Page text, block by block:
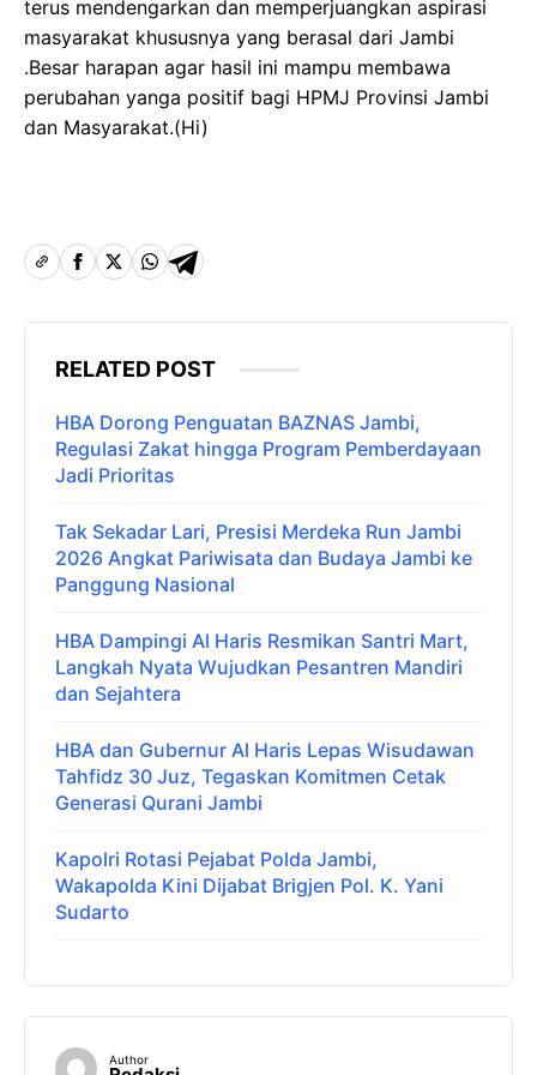
terus mendengarkan dan memperjuangkan aspirasi
masyarakat khususnya yang berasal dari Jambi
.Besar harapan agar hasil ini mampu membawa
perubahan yanga positif bagi HPMJ Provinsi Jambi
dan Masyarakat.(Hi)
RELATED POST
HBA Dorong Penguatan BAZNAS Jambi,
Regulasi Zakat hingga Program Pemberdayaan
Jadi Prioritas
Tak Sekadar Lari, Presisi Merdeka Run Jambi
2026 Angkat Pariwisata dan Budaya Jambi ke
Panggung Nasional
HBA Dampingi Al Haris Resmikan Santri Mart,
Langkah Nyata Wujudkan Pesantren Mandiri
dan Sejahtera
HBA dan Gubernur Al Haris Lepas Wisudawan
Tahfidz 30 Juz, Tegaskan Komitmen Cetak
Generasi Qurani Jambi
Kapolri Rotasi Pejabat Polda Jambi,
Wakapolda Kini Dijabat Brigjen Pol. K. Yani
Sudarto
Author